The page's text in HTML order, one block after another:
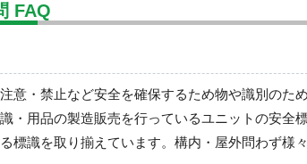
安全掲示
現場配置
朝礼会場
FAQ
意・禁止など安全を確保するため物や識別の
・用品の製造販売を行っているユニットの安
標識を取り揃えています。構内・屋外問わず